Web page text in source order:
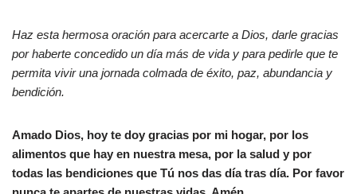
Haz esta hermosa oración para acercarte a Dios, darle gracias
por haberte concedido un día más de vida y para pedirle que te
permita vivir una jornada colmada de éxito, paz, abundancia y
bendición.
Amado Dios, hoy te doy gracias por mi hogar, por los
alimentos que hay en nuestra mesa, por la salud y por
todas las bendiciones que Tú nos das día tras día. Por favor